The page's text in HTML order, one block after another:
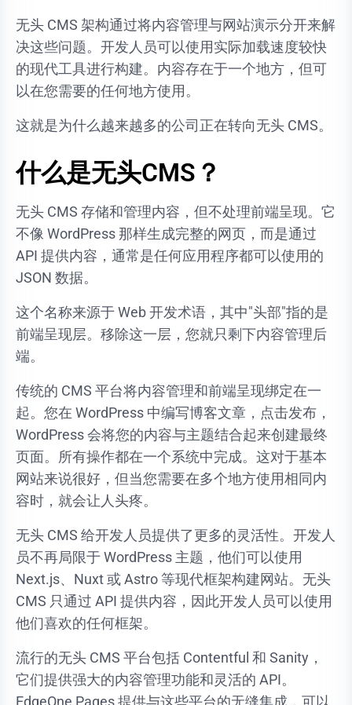
无头 CMS 架构通过将内容管理与网站演示分开来解
决这些问题。开发人员可以使用实际加载速度较快
的现代工具进行构建。内容存在于一个地方，但可
以在您需要的任何地方使用。
这就是为什么越来越多的公司正在转向无头 CMS。
什么是无头CMS？
无头 CMS 存储和管理内容，但不处理前端呈现。它
不像 WordPress 那样生成完整的网页，而是通过
API 提供内容，通常是任何应用程序都可以使用的
JSON 数据。
这个名称来源于 Web 开发术语，其中"头部"指的是
前端呈现层。移除这一层，您就只剩下内容管理后
端。
传统的 CMS 平台将内容管理和前端呈现绑定在一
起。您在 WordPress 中编写博客文章，点击发布，
WordPress 会将您的内容与主题结合起来创建最终
页面。所有操作都在一个系统中完成。这对于基本
网站来说很好，但当您需要在多个地方使用相同内
容时，就会让人头疼。
无头 CMS 给开发人员提供了更多的灵活性。开发人
员不再局限于 WordPress 主题，他们可以使用
Next.js、Nuxt 或 Astro 等现代框架构建网站。无头
CMS 只通过 API 提供内容，因此开发人员可以使用
他们喜欢的任何框架。
流行的无头 CMS 平台包括 Contentful 和 Sanity，
它们提供强大的内容管理功能和灵活的 API。
EdgeOne Pages 提供与这些平台的无缝集成，可以